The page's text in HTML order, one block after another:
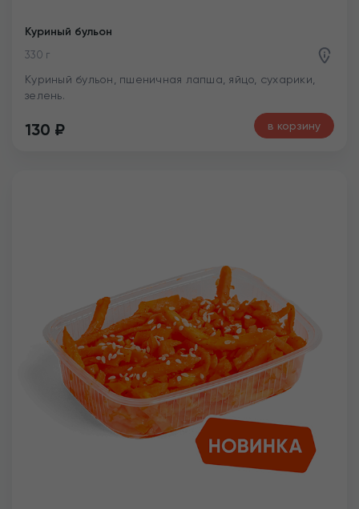
Куриный бульон
330 г
Куриный бульон, пшеничная лапша, яйцо, сухарики,
зелень.
130 ₽ в корзину